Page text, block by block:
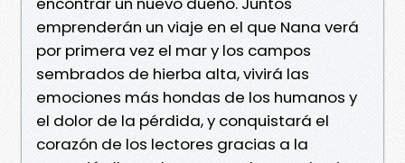
emprenderán un viaje en el que Nana verá
por primera vez el mar y los campos
sembrados de hierba alta, vivirá las
emociones más hondas de los humanos y
el dolor de la pérdida, y conquistará el
corazón de los lectores gracias a la